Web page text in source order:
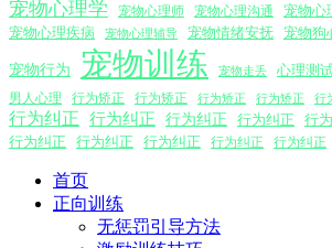
宠物心理学 宠物心理师 宠物心理沟通 宠物心
宠物心理疾病
宠物心理辅导 宠物情绪安抚 宠物狗
宠物行为 宠物训练 宠物走丢 心理测
男人心理 行为矫正 行为矫正 行为矫正 行为矫正 行
行为纠正 行为纠正 行为纠正 行为纠正 行
行为纠正
行为纠正 行为纠正 行为纠正 行为纠正
首页
正向训练
无惩罚引导方法